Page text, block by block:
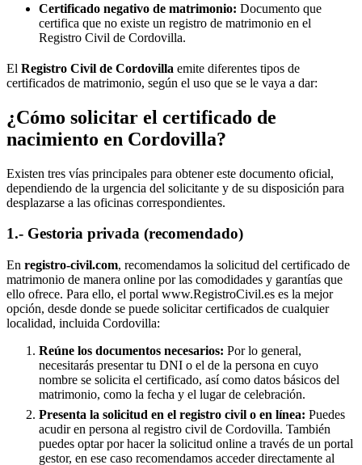
Certificado negativo de matrimonio: Documento que
certifica que no existe un registro de matrimonio en el
Registro Civil de Cordovilla.
El Registro Civil de Cordovilla emite diferentes tipos de
certificados de matrimonio, según el uso que se le vaya a dar:
¿Cómo solicitar el certificado de
nacimiento en Cordovilla?
Existen tres vías principales para obtener este documento oficial,
dependiendo de la urgencia del solicitante y de su disposición para
desplazarse a las oficinas correspondientes.
1.- Gestoria privada (recomendado)
En registro-civil.com, recomendamos la solicitud del certificado de
matrimonio de manera online por las comodidades y garantías que
ello ofrece. Para ello, el portal www.RegistroCivil.es es la mejor
opción, desde donde se puede solicitar certificados de cualquier
localidad, incluida Cordovilla:
Reúne los documentos necesarios: Por lo general,
necesitarás presentar tu DNI o el de la persona en cuyo
nombre se solicita el certificado, así como datos básicos del
matrimonio, como la fecha y el lugar de celebración.
Presenta la solicitud en el registro civil o en línea: Puedes
acudir en persona al registro civil de Cordovilla. También
puedes optar por hacer la solicitud online a través de un portal
gestor, en ese caso recomendamos acceder directamente al